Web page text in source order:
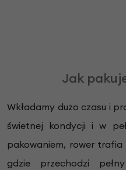
Jak
Wkładamy dużo czasu i
świetnej kondycji i w
pakowaniem, rower
gdzie przechodzi